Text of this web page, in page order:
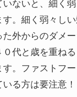
いないと、細く
。細く弱々し
外からのダメ
０代と歳を重ね
。ファストフ
る方は要注意！